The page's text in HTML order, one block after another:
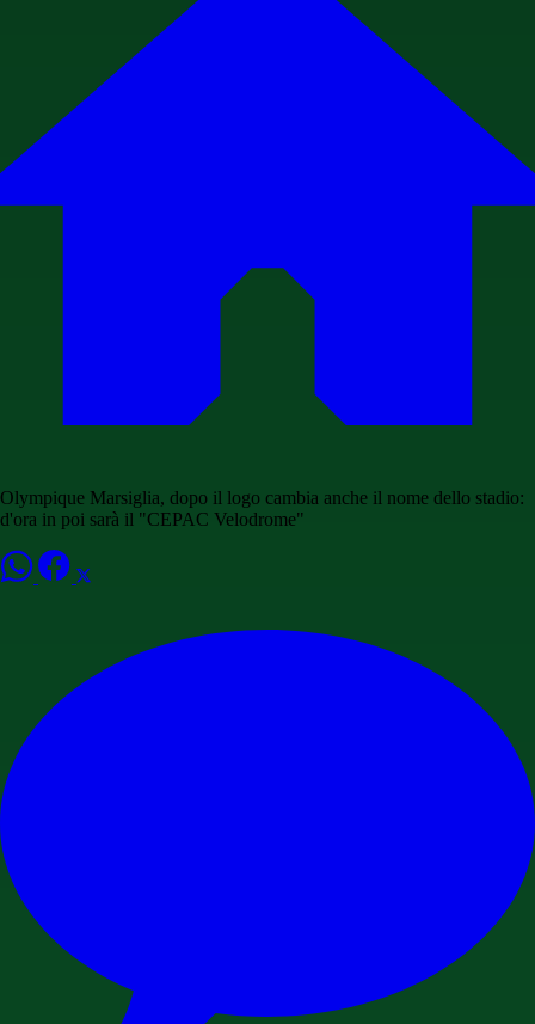
Olympique Marsiglia, dopo il logo cambia anche il nome dello stadio:
d'ora in poi sarà il "CEPAC Velodrome"